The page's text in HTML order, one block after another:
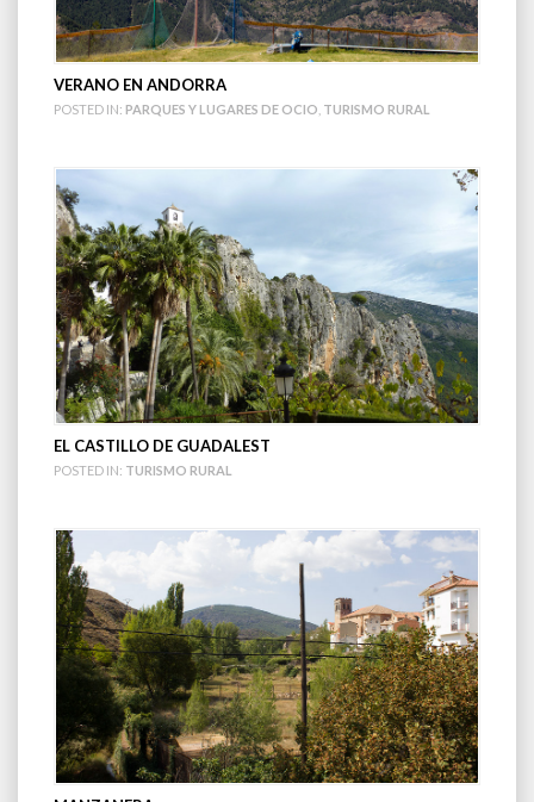
VERANO EN ANDORRA
POSTED IN: PARQUES Y LUGARES DE OCIO TURISMO RURAL
EL CASTILLO DE GUADALEST
POSTED IN: TURISMO RURAL